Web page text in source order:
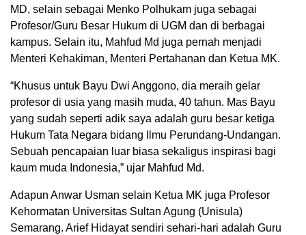
MD, selain sebagai Menko Polhukam juga sebagai
Profesor/Guru Besar Hukum di UGM dan di berbagai
kampus. Selain itu, Mahfud Md juga pernah menjadi
Menteri Kehakiman, Menteri Pertahanan dan Ketua MK.
“Khusus untuk Bayu Dwi Anggono, dia meraih gelar
profesor di usia yang masih muda, 40 tahun. Mas Bayu
yang sudah seperti adik saya adalah guru besar ketiga
Hukum Tata Negara bidang Ilmu Perundang-Undangan.
Sebuah pencapaian luar biasa sekaligus inspirasi bagi
kaum muda Indonesia,” ujar Mahfud Md.
Adapun Anwar Usman selain Ketua MK juga Profesor
Kehormatan Universitas Sultan Agung (Unisula)
Semarang. Arief Hidayat sendiri sehari-hari adalah Guru